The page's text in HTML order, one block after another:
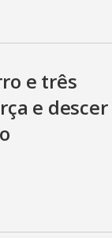
e três
e descer